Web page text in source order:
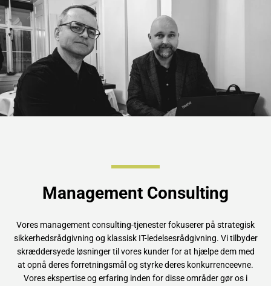
Management Consulting
Vores management consulting-tjenester fokuserer på strategisk
sikkerhedsrådgivning og klassisk IT-ledelsesrådgivning. Vi tilbyder
skræddersyede løsninger til vores kunder for at hjælpe dem med
at opnå deres forretningsmål og styrke deres konkurrenceevne.
Vores ekspertise og erfaring inden for disse områder gør os i